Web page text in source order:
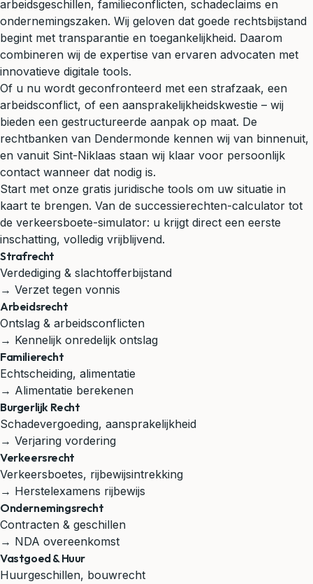
arbeidsgeschillen, familieconflicten, schadeclaims en
ondernemingszaken. Wij geloven dat goede rechtsbijstand
begint met transparantie en toegankelijkheid. Daarom
combineren wij de expertise van ervaren advocaten met
innovatieve digitale tools.
Of u nu wordt geconfronteerd met een strafzaak, een
arbeidsconflict, of een aansprakelijkheidskwestie – wij
bieden een gestructureerde aanpak op maat. De
rechtbanken van Dendermonde kennen wij van binnenuit,
en vanuit Sint-Niklaas staan wij klaar voor persoonlijk
contact wanneer dat nodig is.
Start met onze gratis juridische tools om uw situatie in
kaart te brengen. Van de successierechten-calculator tot
de verkeersboete-simulator: u krijgt direct een eerste
inschatting, volledig vrijblijvend.
Strafrecht
Verdediging & slachtofferbijstand
→ Verzet tegen vonnis
Arbeidsrecht
Ontslag & arbeidsconflicten
→ Kennelijk onredelijk ontslag
Familierecht
Echtscheiding, alimentatie
→ Alimentatie berekenen
Burgerlijk Recht
Schadevergoeding, aansprakelijkheid
→ Verjaring vordering
Verkeersrecht
Verkeersboetes, rijbewijsintrekking
→ Herstelexamens rijbewijs
Ondernemingsrecht
Contracten & geschillen
→ NDA overeenkomst
Vastgoed & Huur
Huurgeschillen, bouwrecht